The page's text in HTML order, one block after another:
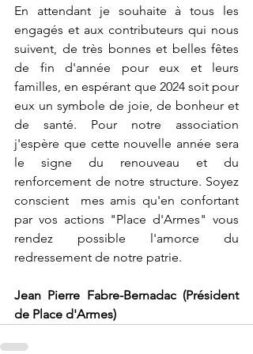
En attendant je souhaite à tous les
engagés et aux contributeurs qui nous
suivent, de très bonnes et belles fêtes
de fin d'année pour eux et leurs
familles, en espérant que 2024 soit pour
eux un symbole de joie, de bonheur et
de santé. Pour notre association
j'espère que cette nouvelle année sera
le signe du renouveau et du
renforcement de notre structure. Soyez
conscient  mes amis qu'en confortant
par vos actions "Place d'Armes" vous
rendez possible l'amorce du
redressement de notre patrie.
Jean Pierre Fabre-Bernadac (Président
de Place d'Armes)